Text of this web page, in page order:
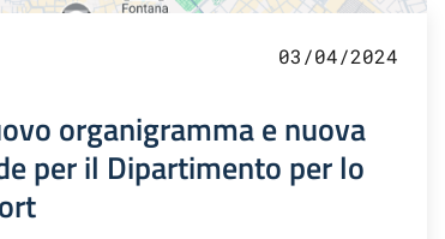
03/04/2024
organigramma e nuova
per il Dipartimento per lo